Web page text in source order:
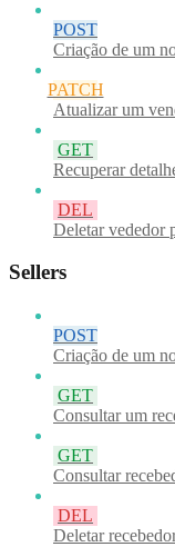
POST
Criação de um
PATCH
Atualizar um
GET
Recuperar
DEL
Deletar vededor
Sellers
POST
Criação de um
GET
Consultar um
GET
Consultar
DEL
Deletar